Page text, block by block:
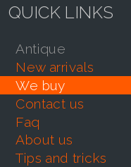
QUICK LINKS
antique
new arrivals
we buy
contact us
faq
about us
tips and tricks